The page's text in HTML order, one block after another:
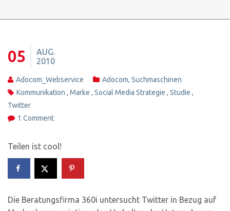
05
AUG.
2010
Adocom_Webservice Adocom, Suchmaschinen
Kommunikation , Marke , Social Media Strategie , Studie ,
Twitter
1 Comment
Teilen ist cool!
Die Beratungsfirma 360i untersucht Twitter in Bezug auf